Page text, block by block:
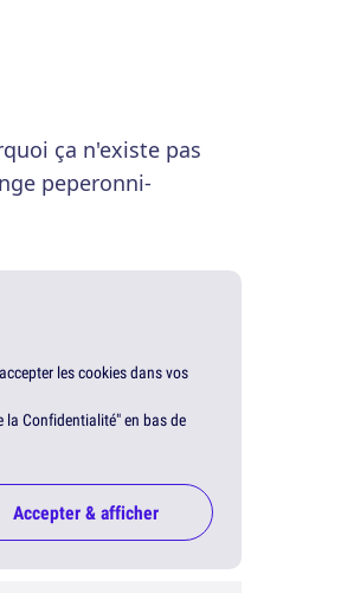
ça n'existe pas
peperonni-
les cookies dans vos
la Confidentialité" en bas de
Accepter & afficher